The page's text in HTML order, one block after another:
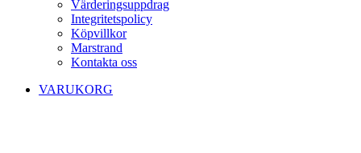
Värderingsuppdrag
Integritetspolicy
Köpvillkor
Marstrand
Kontakta oss
VARUKORG